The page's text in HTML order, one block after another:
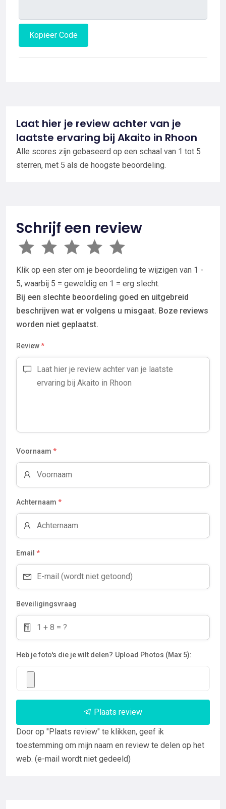
Kopieer Code
Laat hier je review achter van je
laatste ervaring bij Akaito in Rhoon
Alle scores zijn gebaseerd op een schaal van 1 tot 5
sterren, met 5 als de hoogste beoordeling.
Schrijf een review
Klik op een ster om je beoordeling te wijzigen van 1 -
5, waarbij 5 = geweldig en 1 = erg slecht.
Bij een slechte beoordeling goed en uitgebreid
beschrijven wat er volgens u misgaat. Boze reviews
worden niet geplaatst.
Review*
Voornaam *
Achternaam *
Email *
Beveiligingsvraag
Heb je foto's die je wilt delen? Upload Photos (Max 5):
Plaats review
Door op "Plaats review" te klikken, geef ik
toestemming om mijn naam en review te delen op het
web. (e-mail wordt niet gedeeld)